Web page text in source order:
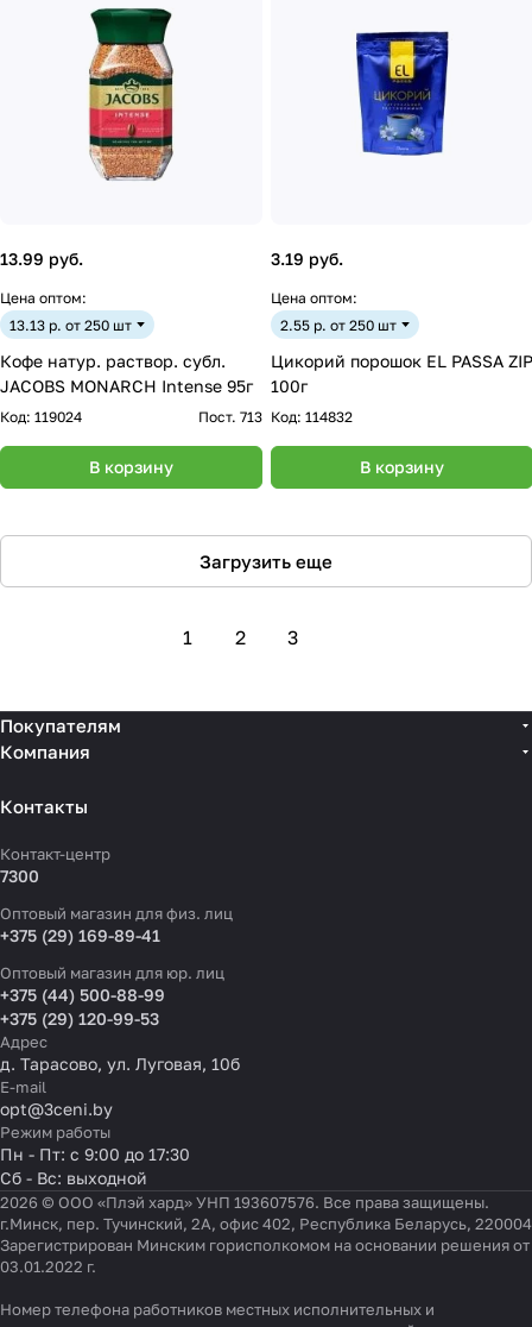
13.99 руб.
Цена оптом:
13.13 р. от 250 шт
Кофе натур. раствор. субл.
JACOBS MONARCH Intense 95г
Код: 119024 Пост. 713
В корзину
3.19 руб.
Цена оптом:
2.55 р. от 250 шт
Цикорий порошок EL PASSA ZIP
100г
Код: 114832
В корзину
Загрузить еще
1 2 3
Покупателям
Компания
Контакты
Контакт-центр
7300
Оптовый магазин для физ. лиц
+375 (29) 169-89-41
Оптовый магазин для юр. лиц
+375 (44) 500-88-99
+375 (29) 120-99-53
Адрес
д. Тарасово, ул. Луговая, 10б
E-mail
opt@3ceni.by
Режим работы
Пн - Пт: с 9:00 до 17:30
Сб - Вс: выходной
2026 © ООО «Плэй хард» УНП 193607576. Все права защищены.
г.Минск, пер. Тучинский, 2А, офис 402, Республика Беларусь, 220004
Зарегистрирован Минским горисполкомом на основании решения от
03.01.2022 г.
Номер телефона работников местных исполнительных и